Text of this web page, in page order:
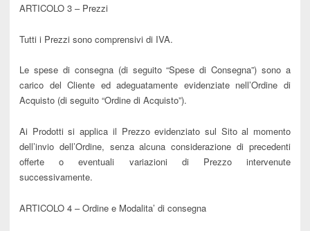
ARTICOLO 3 – Prezzi
Tutti i Prezzi sono comprensivi di IVA.
Le spese di consegna (di seguito “Spese di Consegna”) sono a
carico del Cliente ed adeguatamente evidenziate nell’Ordine di
Acquisto (di seguito “Ordine di Acquisto”).
Ai Prodotti si applica il Prezzo evidenziato sul Sito al momento
dell’invio dell’Ordine, senza alcuna considerazione di precedenti
offerte o eventuali variazioni di Prezzo intervenute
successivamente.
ARTICOLO 4 – Ordine e Modalita’ di consegna